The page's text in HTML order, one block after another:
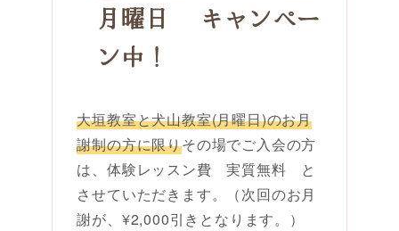
月曜日 キャンペー
ン中！
大垣教室と犬山教室(月曜日)のお月
謝制の方に限りその場でご入会の方
は、体験レッスン費 実質無料 と
させていただきます。（次回のお月
謝が、¥2,000引きとなります。）